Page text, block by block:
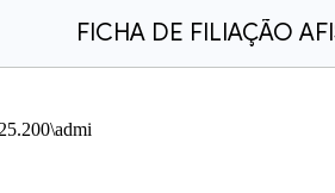
FICHA DE FILIAÇÃO